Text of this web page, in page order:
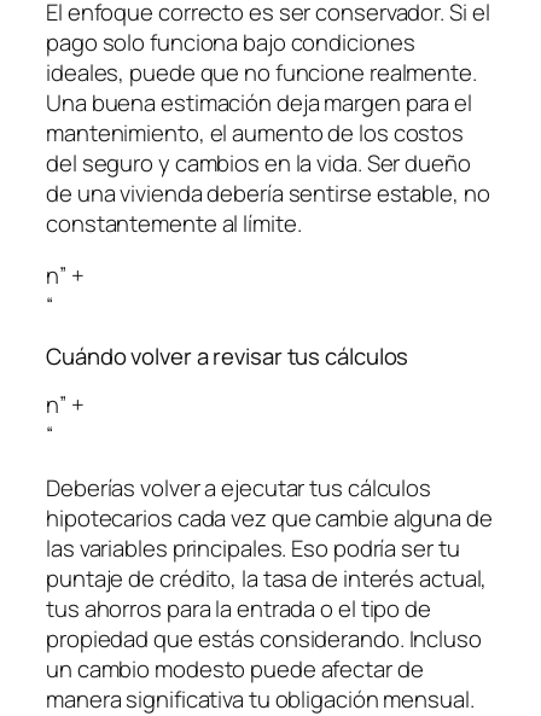
El enfoque correcto es ser conservador. Si el
pago solo funciona bajo condiciones
ideales, puede que no funcione realmente.
Una buena estimación deja margen para el
mantenimiento, el aumento de los costos
del seguro y cambios en la vida. Ser dueño
de una vivienda debería sentirse estable, no
constantemente al límite.
n” +
“
Cuándo volver a revisar tus cálculos
n” +
“
Deberías volver a ejecutar tus cálculos
hipotecarios cada vez que cambie alguna de
las variables principales. Eso podría ser tu
puntaje de crédito, la tasa de interés actual,
tus ahorros para la entrada o el tipo de
propiedad que estás considerando. Incluso
un cambio modesto puede afectar de
manera significativa tu obligación mensual.